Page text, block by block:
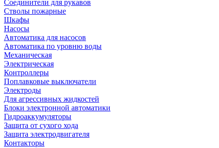
Соединители для рукавов
Стволы пожарные
Шкафы
Насосы
Автоматика для насосов
Автоматика по уровню воды
Механическая
Электрическая
Контроллеры
Поплавковые выключатели
Электроды
Для агрессивных жидкостей
Блоки электронной автоматики
Гидроаккумуляторы
Защита от сухого хода
Защита электродвигателя
Контакторы